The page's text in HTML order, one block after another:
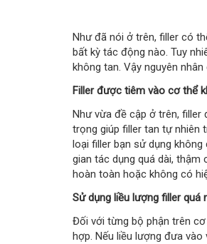
Như đã nói ở trên, filler có
bất kỳ tác động nào. Tuy
không tan. Vậy nguyên
Filler được tiêm vào cơ thể
Như vừa đề cập ở trên, filler
trọng giúp filler tan tự nhiên
loại filler bạn sử dụng
gian tác dụng quá dài, thậm
hoàn toàn hoặc không có
Sử dụng liều lượng filler quá
Đối với từng bộ phận trên
hợp. Nếu liều lượng đưa